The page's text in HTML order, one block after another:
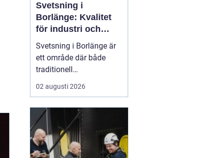
Svetsning i
Borlänge: Kvalitet
för industri och
konstruktion
Svetsning i Borlänge är
ett område där både
traditionell
verkstadsindustri och
moderna
möts. I takt med att
kraven på hållbara
lösningar och hög
produktionssäkerhet ö...
02 augusti 2026